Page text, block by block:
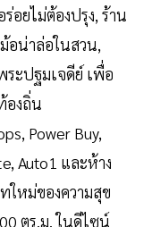
อยไม่ต้องปรุง, ร้าน
อน่าล่อในสวน,
ะปฐมเจดีย์ เพื่อ
องถิ่น
Power Buy,
Auto1 และห้าง
หม่ของความสุข
ตร.ม. ในดีไซน์